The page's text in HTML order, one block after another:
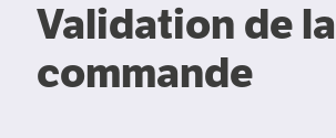
Validation de la
commande